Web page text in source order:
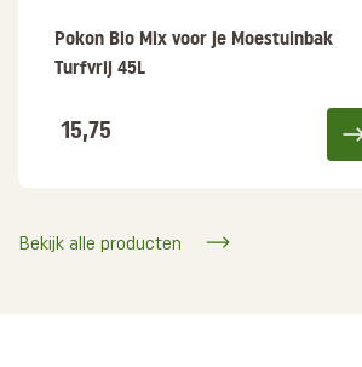
Pokon Bio Mix voor je Moestuinbak
Turfvrij 45L
15,75
Bekijk alle producten